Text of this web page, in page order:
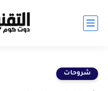
شروحات